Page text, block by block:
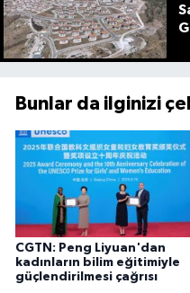
Bunlar da ilginizi
CGTN: Peng Liyuan'dan
kadınların bilim eğitimiyle
güçlendirilmesi çağrısı